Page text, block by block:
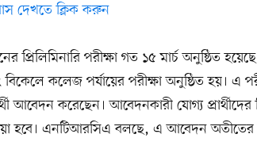
দেখতে ক্লিক করুন
প্রিলিমিনারি পরীক্ষা গত ১৫ মার্চ অনুষ্ঠিত
বিকেলে কলেজ পর্যায়ের পরীক্ষা অনুষ্ঠিত হয়। এ
আবেদন করেছেন। আবেদনকারী যোগ্য প্রার্থীদের
হবে। এনটিআরসিএ বলছে, এ আবেদন অতীতের